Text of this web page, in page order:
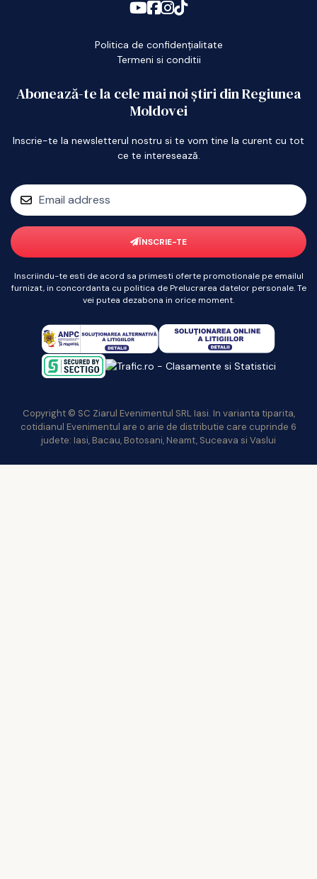
Politica de confidențialitate
Termeni si conditii
Abonează-te la cele mai noi știri din Regiunea
Moldovei
Inscrie-te la newsletterul nostru si te vom tine la curent cu tot
ce te interesează.
ÎNSCRIE-TE
Inscriindu-te esti de acord sa primesti oferte promotionale pe emailul
furnizat, in concordanta cu politica de Prelucrarea datelor personale. Te
vei putea dezabona in orice moment.
Copyright © SC Ziarul Evenimentul SRL Iasi. In varianta tiparita,
cotidianul Evenimentul are o arie de distributie care cuprinde 6
judete: Iasi, Bacau, Botosani, Neamt, Suceava si Vaslui